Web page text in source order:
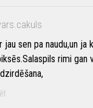
jau sen pa naudu,un ja
rimi gan